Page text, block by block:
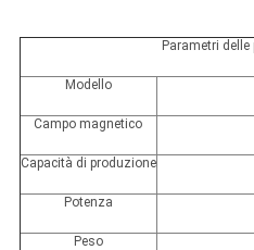
Parametri
Modello
Campo magnetico
Capacità di produzione
Potenza
Peso